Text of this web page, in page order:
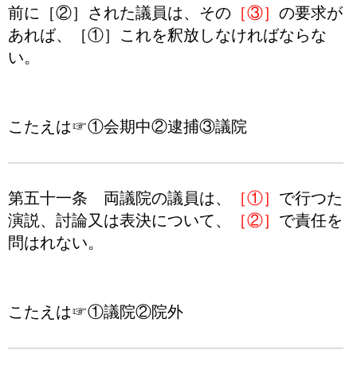
前に［②］された議員は、その ［③］ の要求が
あれば、［①］これを釈放しなければならな
い。
こたえは☞①会期中②逮捕③議院
第五十一条 両議院の議員は、 ［①］ で行つた
演説、討論又は表決について、
［②］ で責任を
問はれない。
こたえは☞①議院②院外